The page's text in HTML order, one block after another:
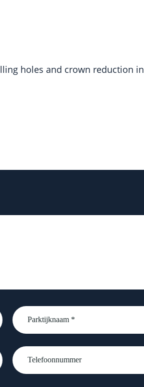
holes and crown reduction in
Parktijknaam
*
Telefoonnummer